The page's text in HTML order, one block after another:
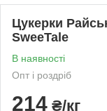
Цукерки
SweeTale
В наявності
Опт і роздріб
214 ₴/кг